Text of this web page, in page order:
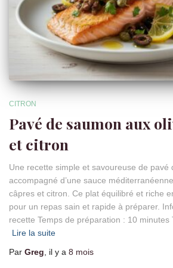
CITRON
Pavé de saumon aux
et citron
Une recette simple et savoureuse de pavé
accompagné d’une sauce
câpres et citron. Ce plat équilibré et riche
pour un repas sain et rapide à préparer.
recette Temps de préparation : 10 minutes
Lire la suite
Par Greg , il y a 8 mois